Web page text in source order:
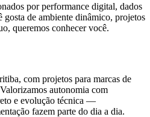
por performance digital, dados
gosta de ambiente dinâmico, projetos
queremos conhecer você.
com projetos para marcas de
autonomia com
e evolução técnica —
fazem parte do dia a dia.